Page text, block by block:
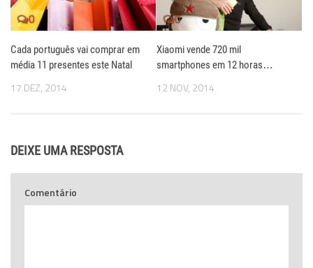
0
Cada português vai comprar em
média 11 presentes este Natal
17 DEZ, 2014
0
Xiaomi vende 720 mil
smartphones em 12 horas…
12 NOV, 2014
DEIXE UMA RESPOSTA
Comentário